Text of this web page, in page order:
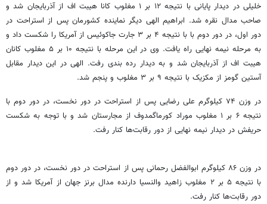
خلیلی در دیدار پایانی با نتیجه ۱۲ بر ۱ مغلوب
کانا هیبت اف از آذربایجان شد و
صاحب مدال نقره شد. ابراهیم الهی دیگر نماینده کشورمان پس از استراحت در
دور اول، در دور دوم با با نتیجه ۴ بر ۳
جارت جاکوئیس از آمریکا را شکست داد و
به مرحله نیمه نهایی راه یافت. وی در این مرحله با نتیجه ۱۰ بر ۵ مغلوب
کانان
هیبت افاز آذربایجان شد و به دیدار رده بندی رفت. الهی در این دیدار مقابل
آستین گومز از مکزیک با نتیجه ۹ بر ۳ مغلوب و پنجم شد.
در وزن ۷۴ کیلوگرم علی رضایی پس از استراحت در دور نخست، در دور دوم با
نتیجه ۶ بر ۱ مغلوب
موراد کورماگمدوفاز مجارستان شد و با توجه به شکست
حریفش در دیدار نیمه نهایی از دور رقابت‌ها کنار رفت.
در وزن ۸۶ کیلوگرم ابوالفضل رحمانی پس از استراحت در دور نخست، در دور دوم
با نتیجه ۵ بر ۲ مغلوب
زاهیدوالنسیا دارنده مدال برنز جهان از آمریکا شد و از
دور رقابت‌ها کنار رفت.